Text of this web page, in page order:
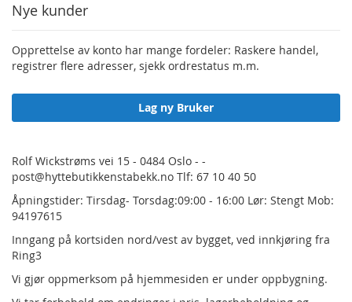
Nye kunder
Opprettelse av konto har mange fordeler: Raskere handel,
registrer flere adresser, sjekk ordrestatus m.m.
Lag ny Bruker
Rolf Wickstrøms vei 15 - 0484 Oslo - -
post@hyttebutikkenstabekk.no Tlf: 67 10 40 50
Åpningstider: Tirsdag- Torsdag:09:00 - 16:00 Lør: Stengt Mob:
94197615
Inngang på kortsiden nord/vest av bygget, ved innkjøring fra
Ring3
Vi gjør oppmerksom på hjemmesiden er under oppbygning.